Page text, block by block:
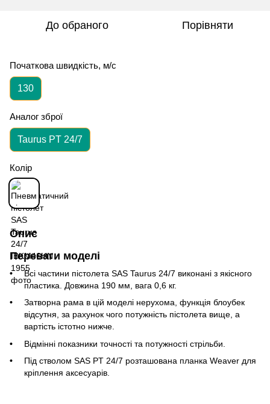
До обраного Порівняти
Початкова швидкість, м/с
130
Аналог зброї
Taurus PT 24/7
Колір
Опис
Переваги моделі
Всі частини пістолета SAS Taurus 24/7 виконані з якісного
пластика. Довжина 190 мм, вага 0,6 кг.
Затворна рама в цій моделі нерухома, функція блоубек
відсутня, за рахунок чого потужність пістолета вище, а
вартість істотно нижче.
Відмінні показники точності та потужності стрільби.
Під стволом SAS PT 24/7 розташована планка Weaver для
кріплення аксесуарів.